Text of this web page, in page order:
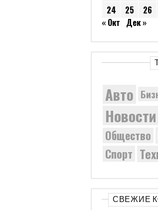
24
25 26
« Окт Дек »
Авто
Новости
Общество
Спорт
СВЕЖИЕ